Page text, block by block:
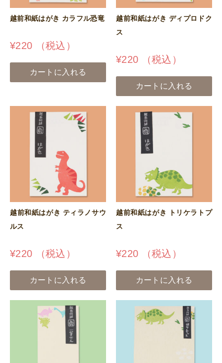
越前和紙はがき カラフル恐竜
¥220 （税込）
カートに入れる
越前和紙はがき ディプロドク
ス
¥220 （税込）
カートに入れる
越前和紙はがき ティラノサウ
ルス
¥220 （税込）
カートに入れる
越前和紙はがき トリケラトプ
ス
¥220 （税込）
カートに入れる